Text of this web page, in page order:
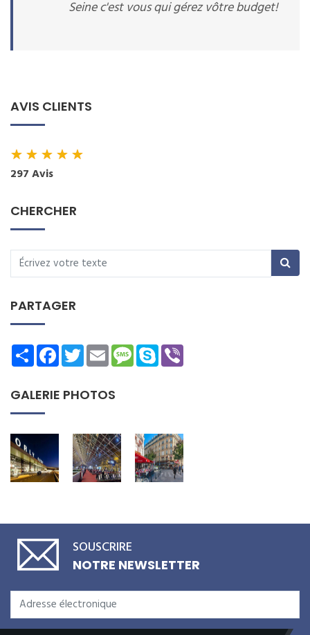
Seine c'est vous qui gérez vôtre budget!
AVIS CLIENTS
★★★★★
297 Avis
CHERCHER
PARTAGER
ShareFacebookTwitterEmailMessage
Skype
GALERIE PHOTOS
SOUSCRIRE
NOTRE NEWSLETTER